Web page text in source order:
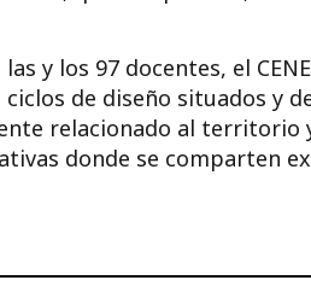
y los 97 docentes, el
de diseño situados y
relacionado al territorio
donde se comparten